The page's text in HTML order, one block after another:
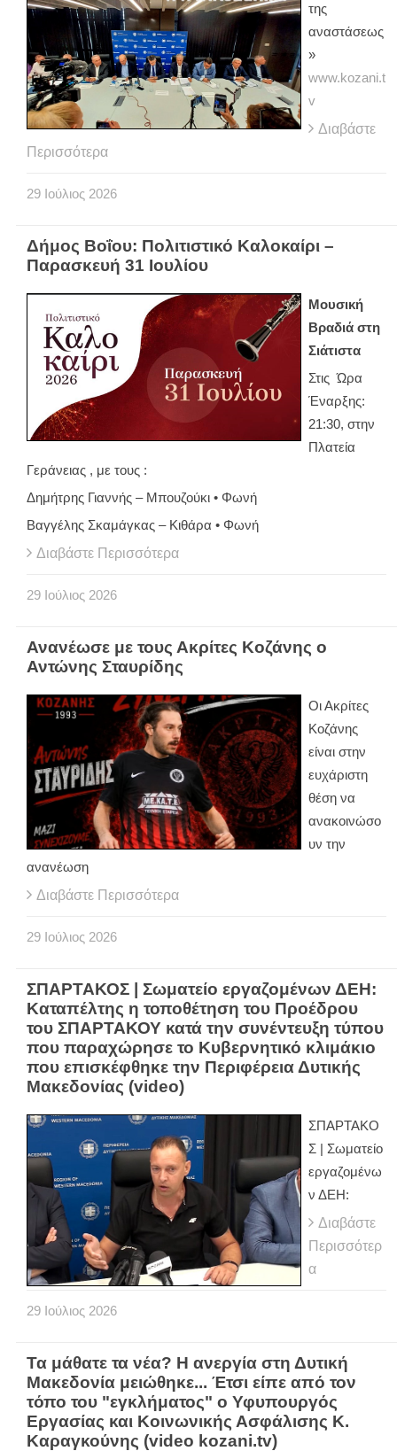
της
αναστάσεως
»
www.kozani.t
v
Διαβάστε
Περισσότερα
29 Ιούλιος 2026
Δήμος Βοΐου: Πολιτιστικό Καλοκαίρι –
Παρασκευή 31 Ιουλίου
Μουσική
Βραδιά στη
Σιάτιστα
Στις Ώρα
Έναρξης:
21:30, στην
Πλατεία
Γεράνειας , με τους :
Δημήτρης Γιαννής – Μπουζούκι • Φωνή
Βαγγέλης Σκαμάγκας – Κιθάρα • Φωνή
Διαβάστε Περισσότερα
29 Ιούλιος 2026
Ανανέωσε με τους Ακρίτες Κοζάνης ο
Αντώνης Σταυρίδης
Οι Ακρίτες
Κοζάνης
είναι στην
ευχάριστη
θέση να
ανακοινώσο
υν την
ανανέωση
Διαβάστε Περισσότερα
29 Ιούλιος 2026
ΣΠΑΡΤΑΚΟΣ | Σωματείο εργαζομένων ΔΕΗ:
Καταπέλτης η τοποθέτηση του Προέδρου
του ΣΠΑΡΤΑΚΟΥ κατά την συνέντευξη τύπου
που παραχώρησε το Κυβερνητικό κλιμάκιο
που επισκέφθηκε την Περιφέρεια Δυτικής
Μακεδονίας (video)
ΣΠΑΡΤΑΚΟ
Σ | Σωματείο
εργαζομένω
ν ΔΕΗ:
Διαβάστε
Περισσότερ
α
29 Ιούλιος 2026
Τα μάθατε τα νέα? Η ανεργία στη Δυτική
Μακεδονία μειώθηκε... Έτσι είπε από τον
τόπο του "εγκλήματος" ο Υφυπουργός
Εργασίας και Κοινωνικής Ασφάλισης Κ.
Καραγκούνης (video kozani.tv)